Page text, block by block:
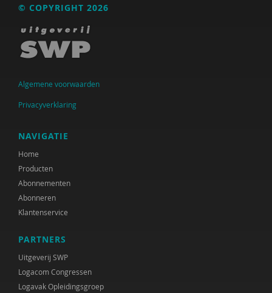
QUT
Raad voor Volksgezondheid & Samenleving
Ramirelsyla Eloise
Regioplan
Sonja
VGN
WRR
Jeugdautoriteit (JA)
© COPYRIGHT 2026
Algemene voorwaarden
Privacyverklaring
NAVIGATIE
Home
Producten
Abonnementen
Abonneren
Klantenservice
PARTNERS
Uitgeverij SWP
Logacom Congressen
Logavak Opleidingsgroep